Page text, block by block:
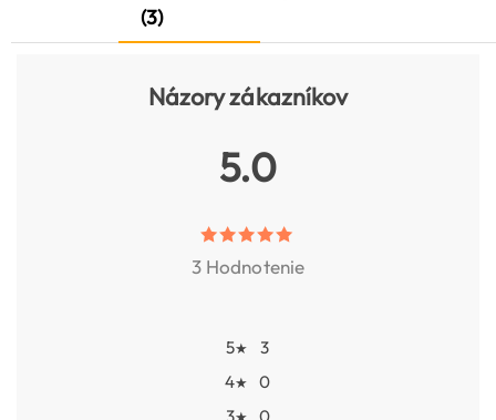
(3)
Názory zákazníkov
5.0
3 Hodnotenie
5★
3
4★
0